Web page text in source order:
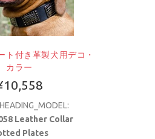
ト付き革製犬用デコ・
カラー
Leather Collar
Plates